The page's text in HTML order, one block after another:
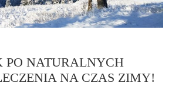
PO NATURALNYCH
NA CZAS ZIMY!